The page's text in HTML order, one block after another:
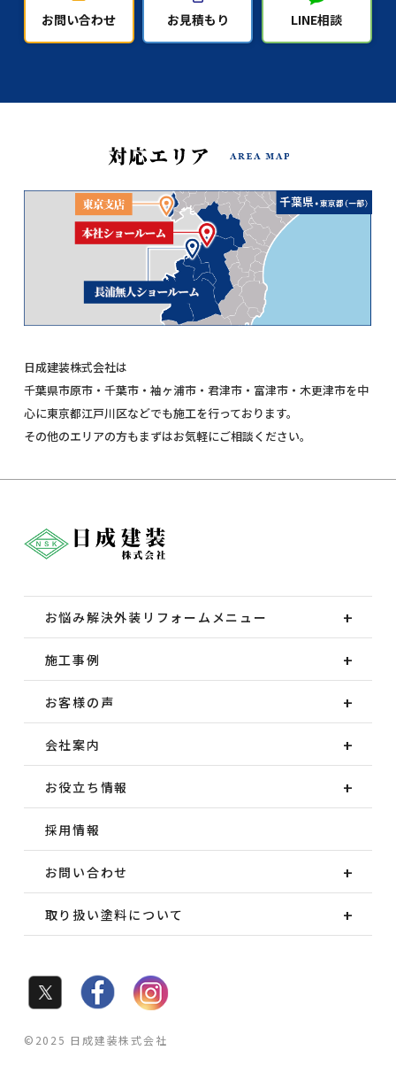
お問い合わせ お見積もり LINE相談
日成建装株式会社は
千葉県市原市・千葉市・袖ヶ浦市・君津市・富津市・木更津市を中
心に東京都江戸川区などでも施工を行っております。
その他のエリアの方もまずはお気軽にご相談ください。
お悩み解決外装 リフォームメニュー
施工事例
お客様の声
会社案内
お役立ち情報
採用情報
お問い合わせ
取り扱い塗料について
©2025 日成建装株式会社